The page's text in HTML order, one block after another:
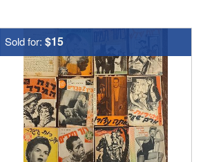
Sold for: $15